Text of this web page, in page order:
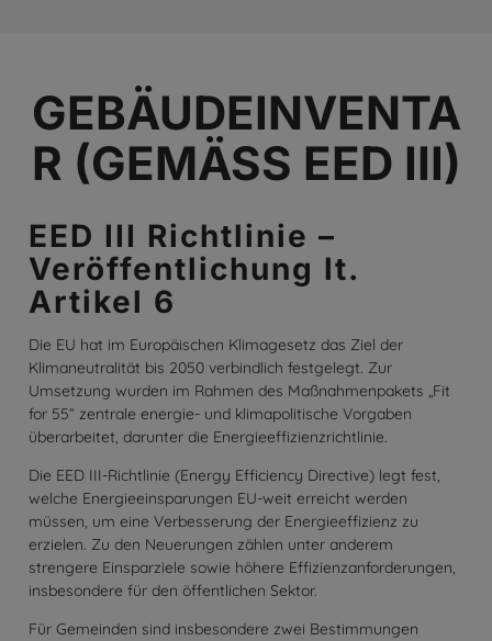
GEBÄUDEINVENTA
R (GEMÄSS EED III)
EED III Richtlinie –
Veröffentlichung lt.
Artikel 6
Die EU hat im Europäischen Klimagesetz das Ziel der
Klimaneutralität bis 2050 verbindlich festgelegt. Zur
Umsetzung wurden im Rahmen des Maßnahmenpakets „Fit
for 55“ zentrale energie- und klimapolitische Vorgaben
überarbeitet, darunter die Energieeffizienzrichtlinie.
Die EED III-Richtlinie (Energy Efficiency Directive) legt fest,
welche Energieeinsparungen EU-weit erreicht werden
müssen, um eine Verbesserung der Energieeffizienz zu
erzielen. Zu den Neuerungen zählen unter anderem
strengere Einsparziele sowie höhere Effizienzanforderungen,
insbesondere für den öffentlichen Sektor.
Für Gemeinden sind insbesondere zwei Bestimmungen